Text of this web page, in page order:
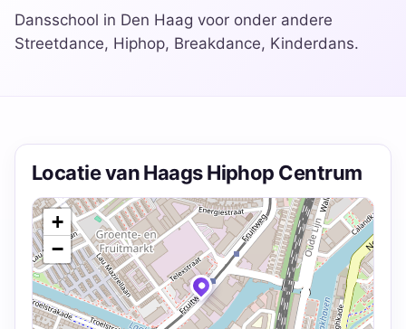
Dansschool in Den Haag voor onder andere
Streetdance, Hiphop, Breakdance, Kinderdans.
Locatie van Haags Hiphop Centrum
+
−